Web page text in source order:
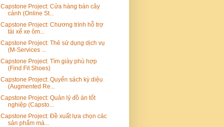
Capstone Project: Cửa hàng bán cây
cảnh (Online St...
Capstone Project: Chương trình hỗ trợ
tài xế xe ôm...
Capstone Project: Thẻ sử dụng dịch vụ
(M-Services ...
Capstone Project: Tìm giày phù hợp
(Find Fit Shoes)
Capstone Project: Quyển sách kỳ diệu
(Augmented Re...
Capstone Project: Quản lý đồ án tốt
nghiệp (Capsto...
Capstone Project: Đề xuất lựa chọn các
sản phẩm má...